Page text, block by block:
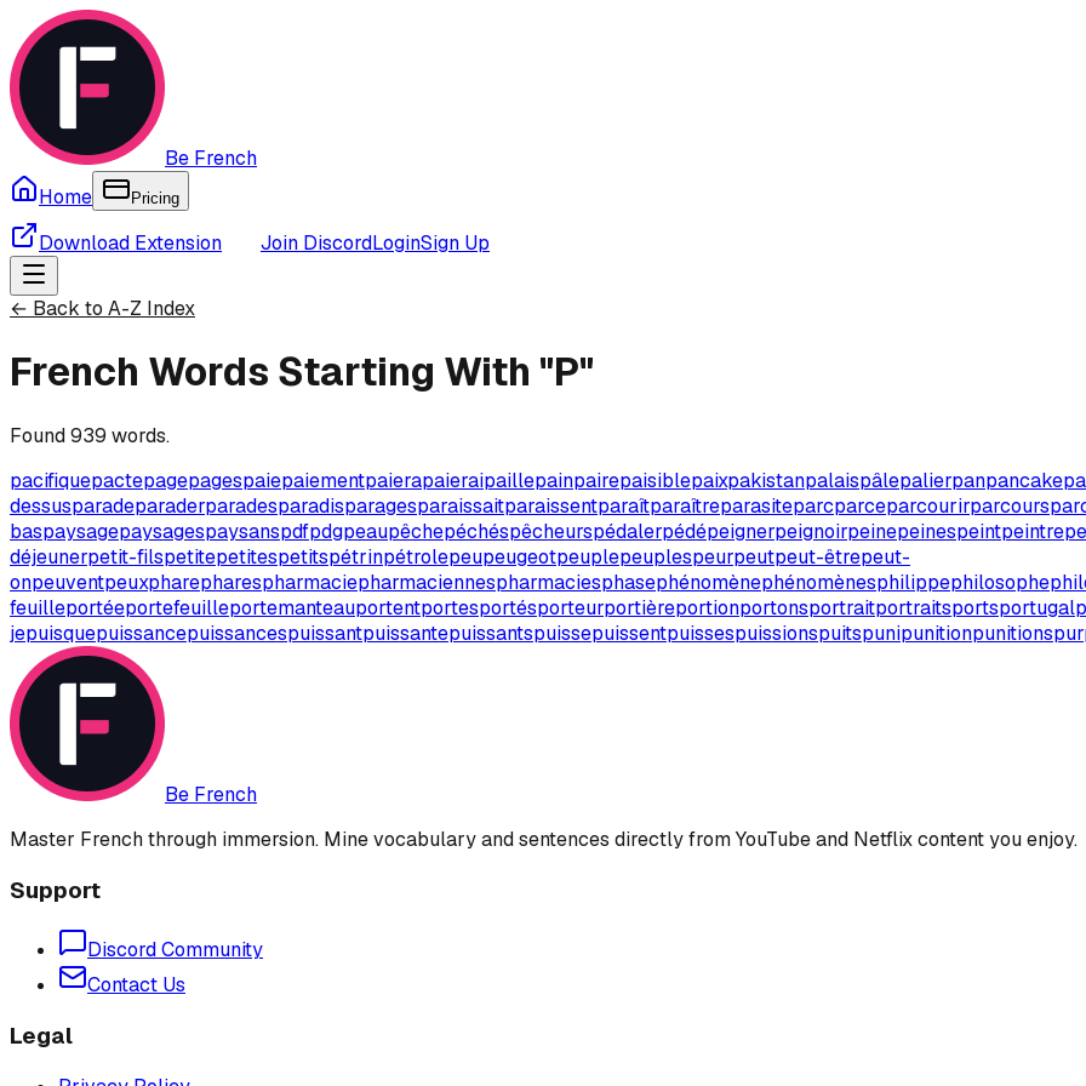
Be French
Home
Pricing
Download Extension Join DiscordLoginSign Up
← Back to A-Z Index
French Words Starting With "P"
Found939 words.
pacifiquepactepagepagespaiepaiementpaierapaieraipaillepainpairepaisiblepaixpakistanpalaispâlepalierpanpancake
dessusparadeparaderparadesparadisparagesparaissaitparaissentparaîtparaîtreparasiteparcparceparcourirparcours
baspaysagepaysagespaysanspdfpdgpeaupêchepéchéspêcheurspédalerpédépeignerpeignoirpeinepeinespeintpeintre
déjeunerpetit-filspetitepetitespetitspétrinpétrolepeupeugeotpeuplepeuplespeurpeutpeut-êtrepeut-
onpeuventpeuxpharepharespharmaciepharmaciennespharmaciesphasephénomènephénomènesphilippephilosophe
feuilleportéeportefeuilleportemanteauportentportesportésporteurportièreportionportonsportraitportraitsportsportugal
jepuisquepuissancepuissancespuissantpuissantepuissantspuissepuissentpuissespuissionspuitspunipunitionpunitionspur
Be French
Master French through immersion. Mine vocabulary and sentences directly from YouTube and Netflix content you enjoy.
Support
Discord Community
Contact Us
Legal